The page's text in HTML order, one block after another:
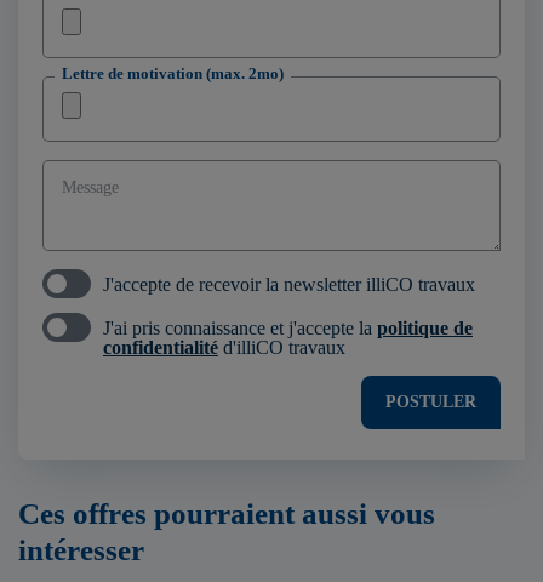
Lettre de motivation (max. 2mo)
Message
J'accepte de recevoir la newsletter illiCO travaux
J'ai pris connaissance et j'accepte la politique de
confidentialité d'illiCO travaux
POSTULER
Ces offres pourraient aussi vous
intéresser